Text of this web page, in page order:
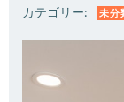
カテゴリー: 未分